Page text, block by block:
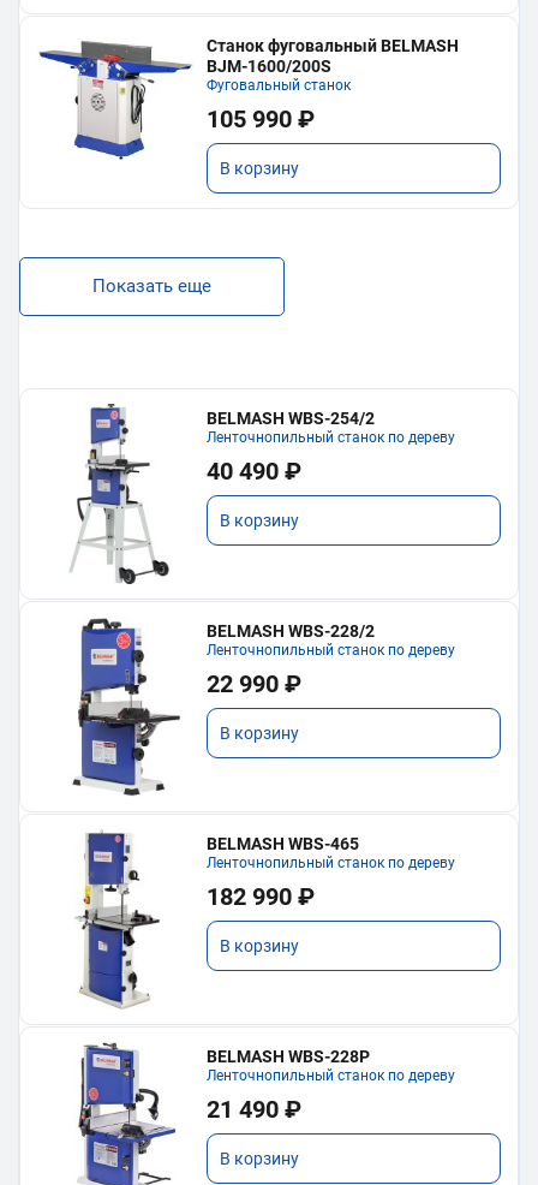
Станок фуговальный BELMASH
BJM-1600/200S
Фуговальный станок
105 990 ₽
В корзину
Показать еще
BELMASH WBS-254/2
Ленточнопильный станок по дереву
40 490 ₽
В корзину
BELMASH WBS-228/2
Ленточнопильный станок по дереву
22 990 ₽
В корзину
BELMASH WBS-465
Ленточнопильный станок по дереву
182 990 ₽
В корзину
BELMASH WBS-228P
Ленточнопильный станок по дереву
21 490 ₽
В корзину